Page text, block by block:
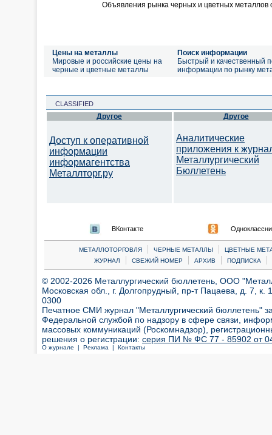
Объявления рынка черных и цветных металлов
Цены на металлы
Мировые и российские цены на
черные и цветные металлы
Поиск информации
Быстрый и качественный
информации по рынку
CLASSIFIED
Другое
Доступ к оперативной
информации
информагентства
Металлторг.ру
Другое
Аналитические
приложения к
Металлургический
Бюллетень
ВКонтакте
МЕТАЛЛОТОРГОВЛЯ | ЧЕРНЫЕ МЕТАЛЛЫ |
ЦВЕТНЫЕ
ЖУРНАЛ
| СВЕЖИЙ НОМЕР | АРХИВ | ПОДПИСКА |
© 2002-2026 Металлургический бюллетень, ООО
Московская обл., г. Долгопрудный, пр-т Пацаева, д. 7,
0300
Печатное СМИ журнал "Металлургический бюллетень"
Федеральной службой по надзору в сфере связи,
массовых коммуникаций (Роскомнадзор),
решения о регистрации: серия ПИ № ФС 77 - 85902 от 04
О журнале | Реклама | Контакты